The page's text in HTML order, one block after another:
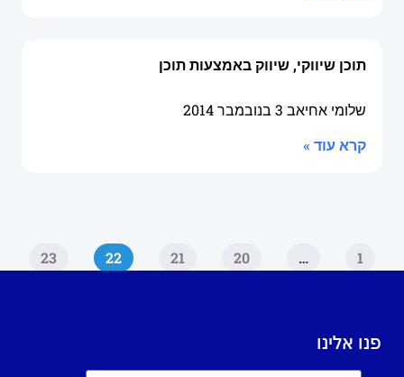
תוכן שיווקי, שיווק באמצעות תוכן
שלומי אחיאב 3 בנובמבר 2014
קרא עוד »
1
…
20
21
22
23
פנו אלינו